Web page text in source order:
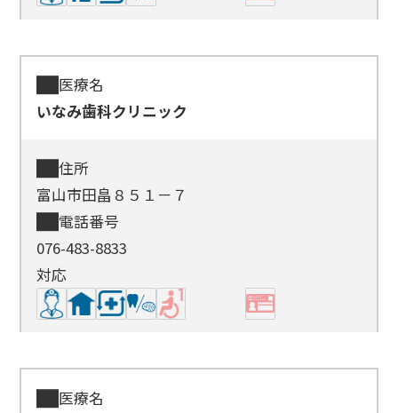
医療名
いなみ歯科クリニック
住所
富山市田畠８５１－７
電話番号
076-483-8833
対応
医療名